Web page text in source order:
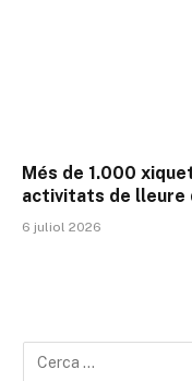
Més de 1.000
activitats de lleure
6 juliol 2026